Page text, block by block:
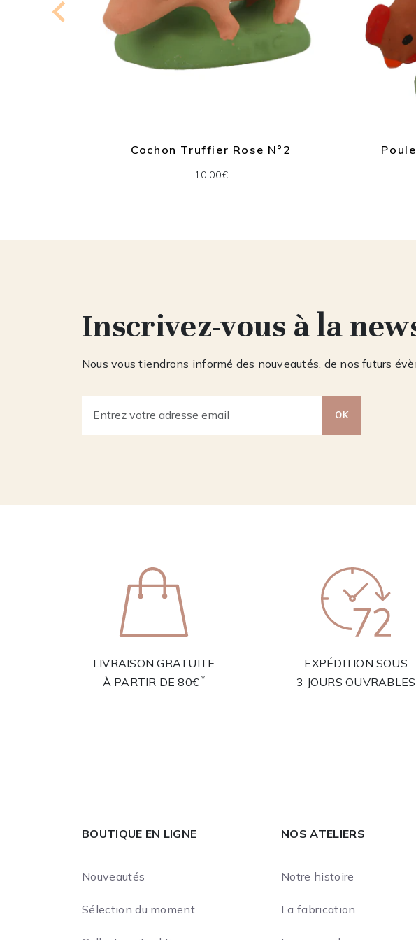
Cochon Truffier Rose N°2
10.00€
Inscrivez-vous à la
Nous vous tiendrons informé des nouveautés, de nos futurs
OK
LIVRAISON GRATUITE
À PARTIR DE 80€ *
EXPÉDITION SOUS
3 JOURS OUVRABLES
BOUTIQUE EN LIGNE
Nouveautés
Sélection du moment
NOS ATELIERS
Notre histoire
La fabrication